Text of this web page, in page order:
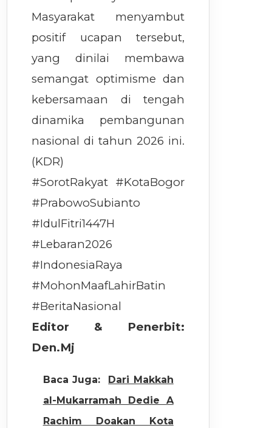
Masyarakat menyambut
positif ucapan tersebut,
yang dinilai membawa
semangat optimisme dan
kebersamaan di tengah
dinamika pembangunan
nasional di tahun 2026 ini.
(KDR)
#SorotRakyat #KotaBogor
#PrabowoSubianto
#IdulFitri1447H
#Lebaran2026
#IndonesiaRaya
#MohonMaafLahirBatin
#BeritaNasional
Editor & Penerbit:
Den.Mj
Baca Juga:
Dari Makkah
al-Mukarramah Dedie A
Rachim Doakan Kota